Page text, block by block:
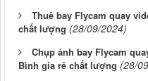
Thuê bay Flycam quay
chất lượng (28/09/2024)
Chụp ảnh bay Flycam
Bình gía rẻ chất lượng (28/